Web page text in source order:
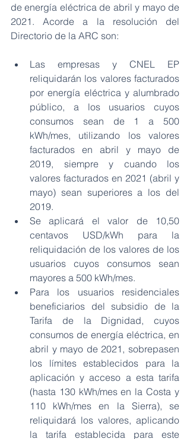
de energía eléctrica de abril y mayo de
2021. Acorde a la resolución del
Directorio de la ARC son:
Las empresas y CNEL EP
reliquidarán los valores facturados
por energía eléctrica y alumbrado
público, a los usuarios cuyos
consumos sean de 1 a 500
kWh/mes, utilizando los valores
facturados en abril y mayo de
2019, siempre y cuando los
valores facturados en 2021 (abril y
mayo) sean superiores a los del
2019.
Se aplicará el valor de 10,50
centavos USD/kWh para la
reliquidación de los valores de los
usuarios cuyos consumos sean
mayores a 500 kWh/mes.
Para los usuarios residenciales
beneficiarios del subsidio de la
Tarifa de la Dignidad, cuyos
consumos de energía eléctrica, en
abril y mayo de 2021, sobrepasen
los límites establecidos para la
aplicación y acceso a esta tarifa
(hasta 130 kWh/mes en la Costa y
110 kWh/mes en la Sierra), se
reliquidará los valores, aplicando
la tarifa establecida para este